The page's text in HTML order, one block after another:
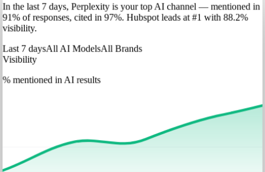
Inthe last 7 days, Perplexityis your top AI channel — mentioned in
91% of responses, cited in 97%. Hubspotleads at #1 with 88.2%
visibility.
Last 7 daysAll AI ModelsAll Brands
Visibility
% mentioned in AI results